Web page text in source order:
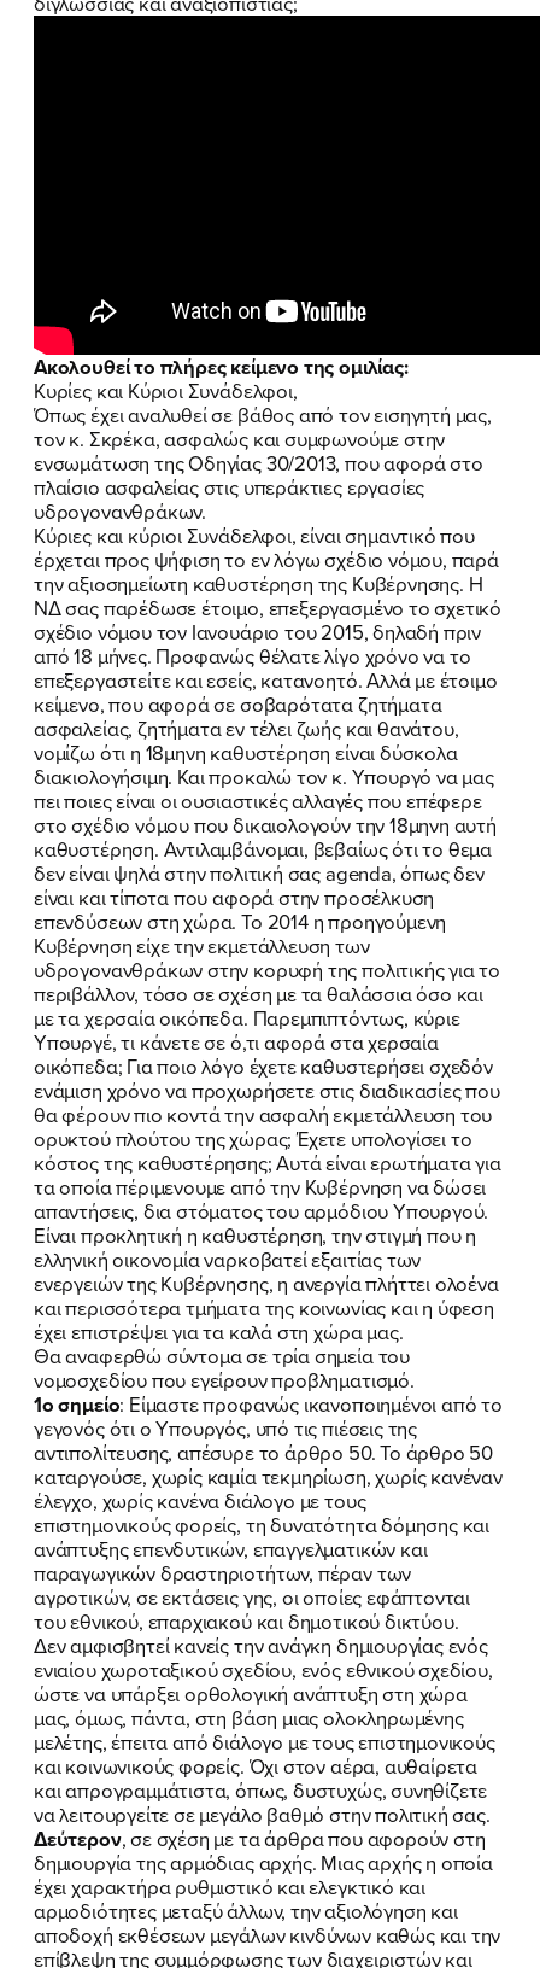
ΠΟΙΑ ΕΙΜΑΙ
ΕΡΓΟ
ΕΚΔΗΛΩΣΕΙΣ
ΝΕΑ
ΕΛΑ ΚΙ ΕΣΥ
Ακολουθεί το πλήρες κείμενο της ομιλίας:
Κυρίες και Κύριοι Συνάδελφοι,
Όπως έχει αναλυθεί σε βάθος από τον εισηγητή μας,
τον κ. Σκρέκα, ασφαλώς και συμφωνούμε στην
ενσωμάτωση της Οδηγίας 30/2013, που αφορά στο
πλαίσιο ασφαλείας στις υπεράκτιες εργασίες
υδρογονανθράκων.
Κύριες και κύριοι Συνάδελφοι, είναι σημαντικό που
έρχεται προς ψήφιση το εν λόγω σχέδιο νόμου, παρά
την αξιοσημείωτη καθυστέρηση της Κυβέρνησης. Η
ΝΔ σας παρέδωσε έτοιμο, επεξεργασμένο το σχετικό
σχέδιο νόμου τον Ιανουάριο του 2015, δηλαδή πριν
από 18 μήνες. Προφανώς θέλατε λίγο χρόνο να το
επεξεργαστείτε και εσείς, κατανοητό. Αλλά με έτοιμο
κείμενο, που αφορά σε σοβαρότατα ζητήματα
ασφαλείας, ζητήματα εν τέλει ζωής και θανάτου,
νομίζω ότι η 18μηνη καθυστέρηση είναι δύσκολα
διακιολογήσιμη. Και προκαλώ τον κ. Υπουργό να μας
πει ποιες είναι οι ουσιαστικές αλλαγές που επέφερε
στο σχέδιο νόμου που δικαιολογούν την 18μηνη αυτή
καθυστέρηση. Αντιλαμβάνομαι, βεβαίως ότι το θεμα
δεν είναι ψηλά στην πολιτική σας agenda, όπως δεν
είναι και τίποτα που αφορά στην προσέλκυση
επενδύσεων στη χώρα. Το 2014 η προηγούμενη
Κυβέρνηση είχε την εκμετάλλευση των
υδρογονανθράκων στην κορυφή της πολιτικής για το
περιβάλλον, τόσο σε σχέση με τα θαλάσσια όσο και
με τα χερσαία οικόπεδα. Παρεμπιπτόντως, κύριε
Υπουργέ, τι κάνετε σε ό,τι αφορά στα χερσαία
οικόπεδα; Για ποιο λόγο έχετε καθυστερήσει σχεδόν
ενάμιση χρόνο να προχωρήσετε στις διαδικασίες που
θα φέρουν πιο κοντά την ασφαλή εκμετάλλευση του
ορυκτού πλούτου της χώρας; Έχετε υπολογίσει το
κόστος της καθυστέρησης; Αυτά είναι ερωτήματα για
τα οποία πέριμενουμε από την Κυβέρνηση να δώσει
απαντήσεις, δια στόματος του αρμόδιου Υπουργού.
Είναι προκλητική η καθυστέρηση, την στιγμή που η
ελληνική οικονομία ναρκοβατεί εξαιτίας των
ενεργειών της Κυβέρνησης, η ανεργία πλήττει ολοένα
και περισσότερα τμήματα της κοινωνίας και η ύφεση
έχει επιστρέψει για τα καλά στη χώρα μας.
Θα αναφερθώ σύντομα σε τρία σημεία του
νομοσχεδίου που εγείρουν προβληματισμό.
1ο σημείο: Είμαστε προφανώς ικανοποιημένοι από το
γεγονός ότι ο Υπουργός, υπό τις πιέσεις της
αντιπολίτευσης, απέσυρε το άρθρο 50. Το άρθρο 50
καταργούσε, χωρίς καμία τεκμηρίωση, χωρίς κανέναν
έλεγχο, χωρίς κανένα διάλογο με τους
επιστημονικούς φορείς, τη δυνατότητα δόμησης και
ανάπτυξης επενδυτικών, επαγγελματικών και
παραγωγικών δραστηριοτήτων, πέραν των
αγροτικών, σε εκτάσεις γης, οι οποίες εφάπτονται
του εθνικού, επαρχιακού και δημοτικού δικτύου.
Δεν αμφισβητεί κανείς την ανάγκη δημιουργίας ενός
ενιαίου χωροταξικού σχεδίου, ενός εθνικού σχεδίου,
ώστε να υπάρξει ορθολογική ανάπτυξη στη χώρα
μας, όμως, πάντα, στη βάση μιας ολοκληρωμένης
μελέτης, έπειτα από διάλογο με τους επιστημονικούς
και κοινωνικούς φορείς. Όχι στον αέρα, αυθαίρετα
και απρογραμμάτιστα, όπως, δυστυχώς, συνηθίζετε
να λειτουργείτε σε μεγάλο βαθμό στην πολιτική σας.
Δεύτερον, σε σχέση με τα άρθρα που αφορούν στη
δημιουργία της αρμόδιας αρχής. Μιας αρχής η οποία
έχει χαρακτήρα ρυθμιστικό και ελεγκτικό και
αρμοδιότητες μεταξύ άλλων, την αξιολόγηση και
αποδοχή εκθέσεων µεγάλων κινδύνων καθώς και την
επίβλεψη της συµµόρφωσης των διαχειριστών και